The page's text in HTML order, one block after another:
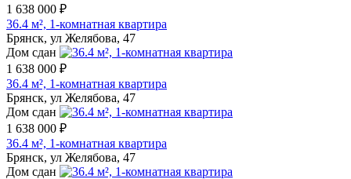
1 638 000 ₽
36.4 м², 1-комнатная квартира
Брянск, ул Желябова, 47
Дом сдан
1 638 000 ₽
36.4 м², 1-комнатная квартира
Брянск, ул Желябова, 47
Дом сдан
1 638 000 ₽
36.4 м², 1-комнатная квартира
Брянск, ул Желябова, 47
Дом сдан